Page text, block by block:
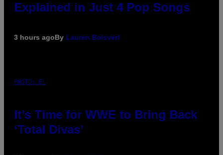
Explained in Just 4 Pop Songs
3 hours agoBy Lauren Boisvert
PHOTO: E!
It’s Time for WWE to Bring Back
‘Total Divas’